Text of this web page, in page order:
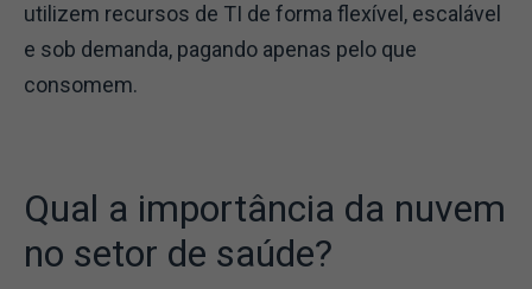
utilizem recursos de TI de forma flexível, escalável
e sob demanda, pagando apenas pelo que
consomem.
Qual a importância da nuvem
no setor de saúde?